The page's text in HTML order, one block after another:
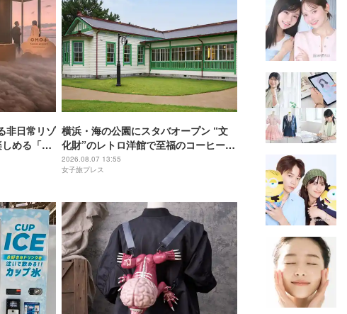
非日常リゾ
める「関
横浜・海の公園にスタバオープン “文
化財”のレトロ洋館で至福のコーヒー時
間
2026.08.07 13:55
女子旅プレス